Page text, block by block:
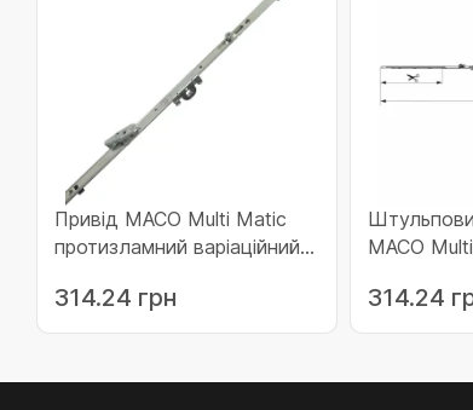
Привід МАСО Multi Matic
протизламний варіаційний
цапфою 901-1350 (215778)
314.24 грн
МАСО
800 для 1
800
314.24